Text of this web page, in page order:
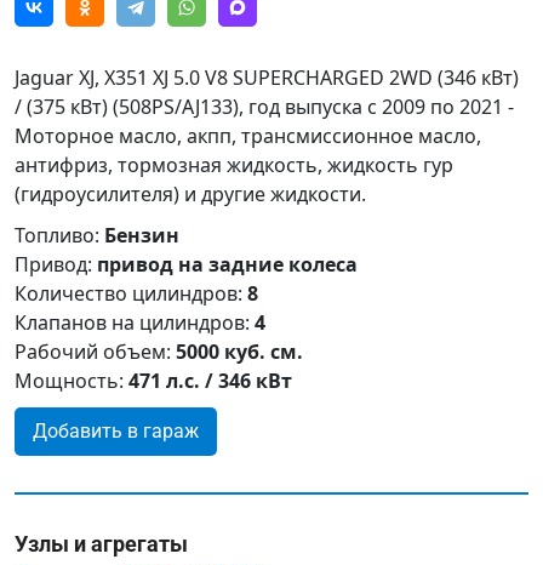
Jaguar XJ, X351 XJ 5.0 V8 SUPERCHARGED 2WD (346 кВт)
/ (375 кВт) (508PS/AJ133), год выпуска с 2009 по 2021 -
Моторное масло, акпп, трансмиссионное масло,
антифриз, тормозная жидкость, жидкость гур
(гидроусилителя) и другие жидкости.
Топливо: Бензин
Привод: привод на задние колеса
Количество цилиндров: 8
Клапанов на цилиндров: 4
Рабочий объем: 5000 куб. см.
Мощность: 471 л.с. / 346 кВт
Добавить в гараж
Узлы и агрегаты